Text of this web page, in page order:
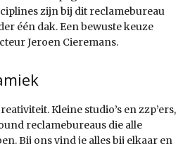
zijn bij dit reclamebureau
één dak. Een bewuste keuze
Jeroen Cieremans.
Kleine studio’s en zzp’ers,
reclamebureaus die alle
Bij ons vind je alles bij elkaar en